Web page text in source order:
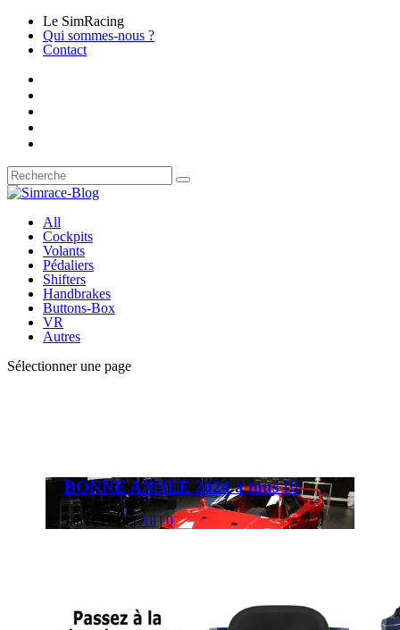
Le SimRacing
Qui sommes-nous ?
Contact
All
Cockpits
Volants
Pédaliers
Shifters
Handbrakes
Buttons-Box
VR
Autres
Sélectionner une page
BONNE ANNEE 2024 à tous !!!
Jan 6, 2024|All|0